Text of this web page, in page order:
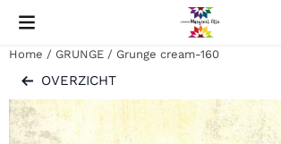
Cookievoorkeuren zijn momenteel gesloten.
Home / GRUNGE / Grunge cream-160
OVERZICHT